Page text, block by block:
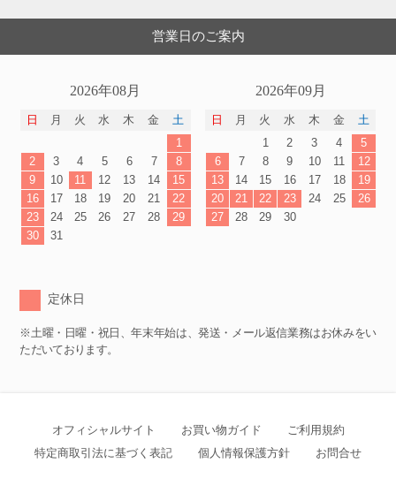
営業日のご案内
2026年08月
日 月 火 水 木 金
土
1
2
3 4 5 6 7
8
9
10 11 12 13 14
15
16
17 18 19 20 21
22
23
24 25 26 27 28
29
30
31
2026年09月
日 月 火 水 木 金
土
1
2 3 4
5
6
7 8 9 10 11
12
13
14 15 16 17 18
19
20
21 22 23 24 25
26
27
28 29 30
定休日
※土曜・日曜・祝日、年末年始は、発送・メール返信業務はお休みをい
ただいております。
オフィシャルサイト お買い物ガイド
ご利用規約
特定商取引法に基づく表記
個人情報保護方針 お問合せ